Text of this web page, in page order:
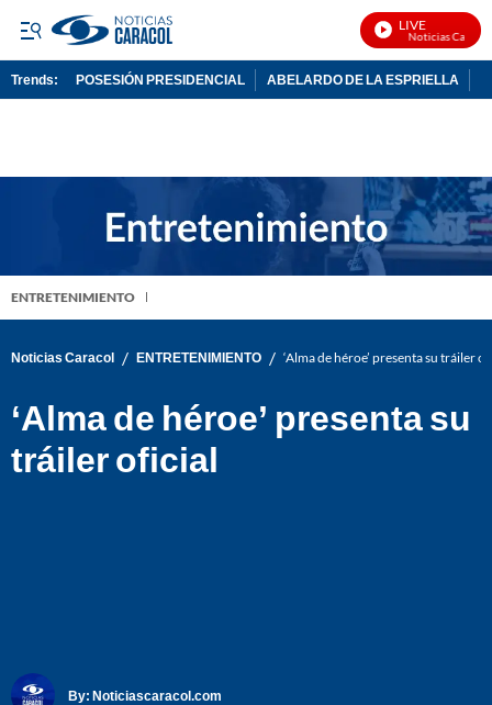
LIVE
Noticias Caracol
Trends: POSESIÓN PRESIDENCIAL ABELARDO DE LA ESPRIELLA
ENTRETENIMIENTO
Noticias Caracol / ENTRETENIMIENTO / ‘Alma de héroe’ presenta su tráiler
‘Alma de héroe’ presenta su
tráiler oficial
By: Noticiascaracol.com